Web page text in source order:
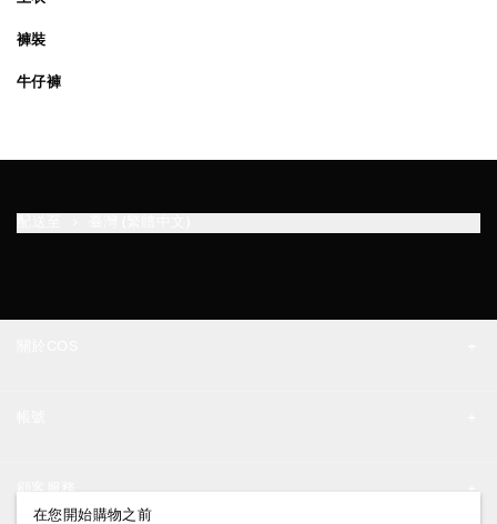
褲裝
牛仔褲
登入 / 註冊
在您開始購物之前